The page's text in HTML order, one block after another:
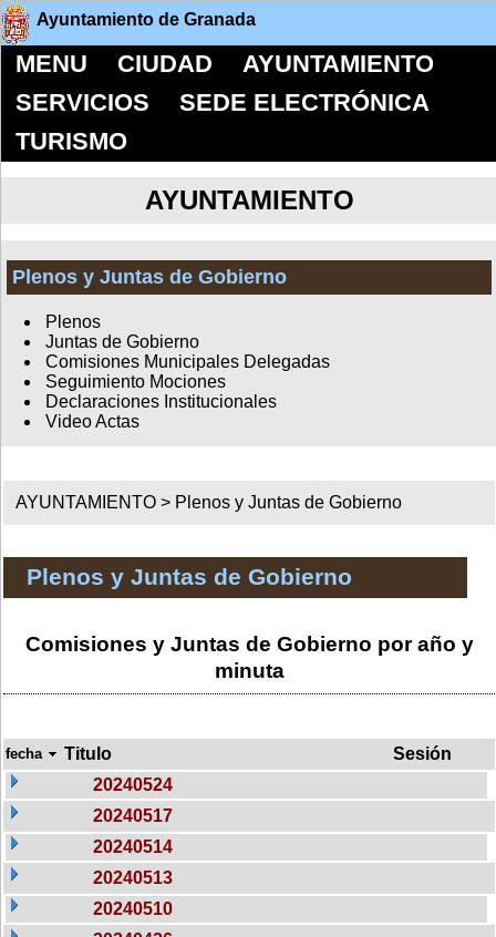
Ayuntamiento de Granada
MENU CIUDAD
AYUNTAMIENTO
SERVICIOS
SEDE ELECTRÓNICA
TURISMO
AYUNTAMIENTO
Plenos y Juntas de Gobierno
Plenos
Juntas de Gobierno
Comisiones Municipales Delegadas
Seguimiento Mociones
Declaraciones Institucionales
Video Actas
AYUNTAMIENTO > Plenos y Juntas de Gobierno
Plenos y Juntas de Gobierno
Comisiones y Juntas de Gobierno por año y
minuta
fecha Titulo
Sesión
20240524
20240517
20240514
20240513
20240510